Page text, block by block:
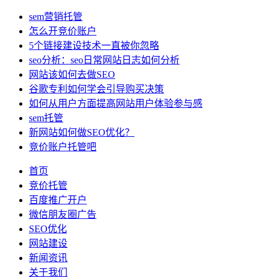
sem营销托管
怎么开竞价账户
5个链接建设技术一直被你忽略
seo分析：seo日常网站日志如何分析
网站该如何去做SEO
谷歌专利如何学会引导购买决策
如何从用户方面提高网站用户体验参与感
sem托管
新网站如何做SEO优化？
竞价账户托管吧
首页
竞价托管
百度推广开户
微信朋友圈广告
SEO优化
网站建设
新闻资讯
关于我们